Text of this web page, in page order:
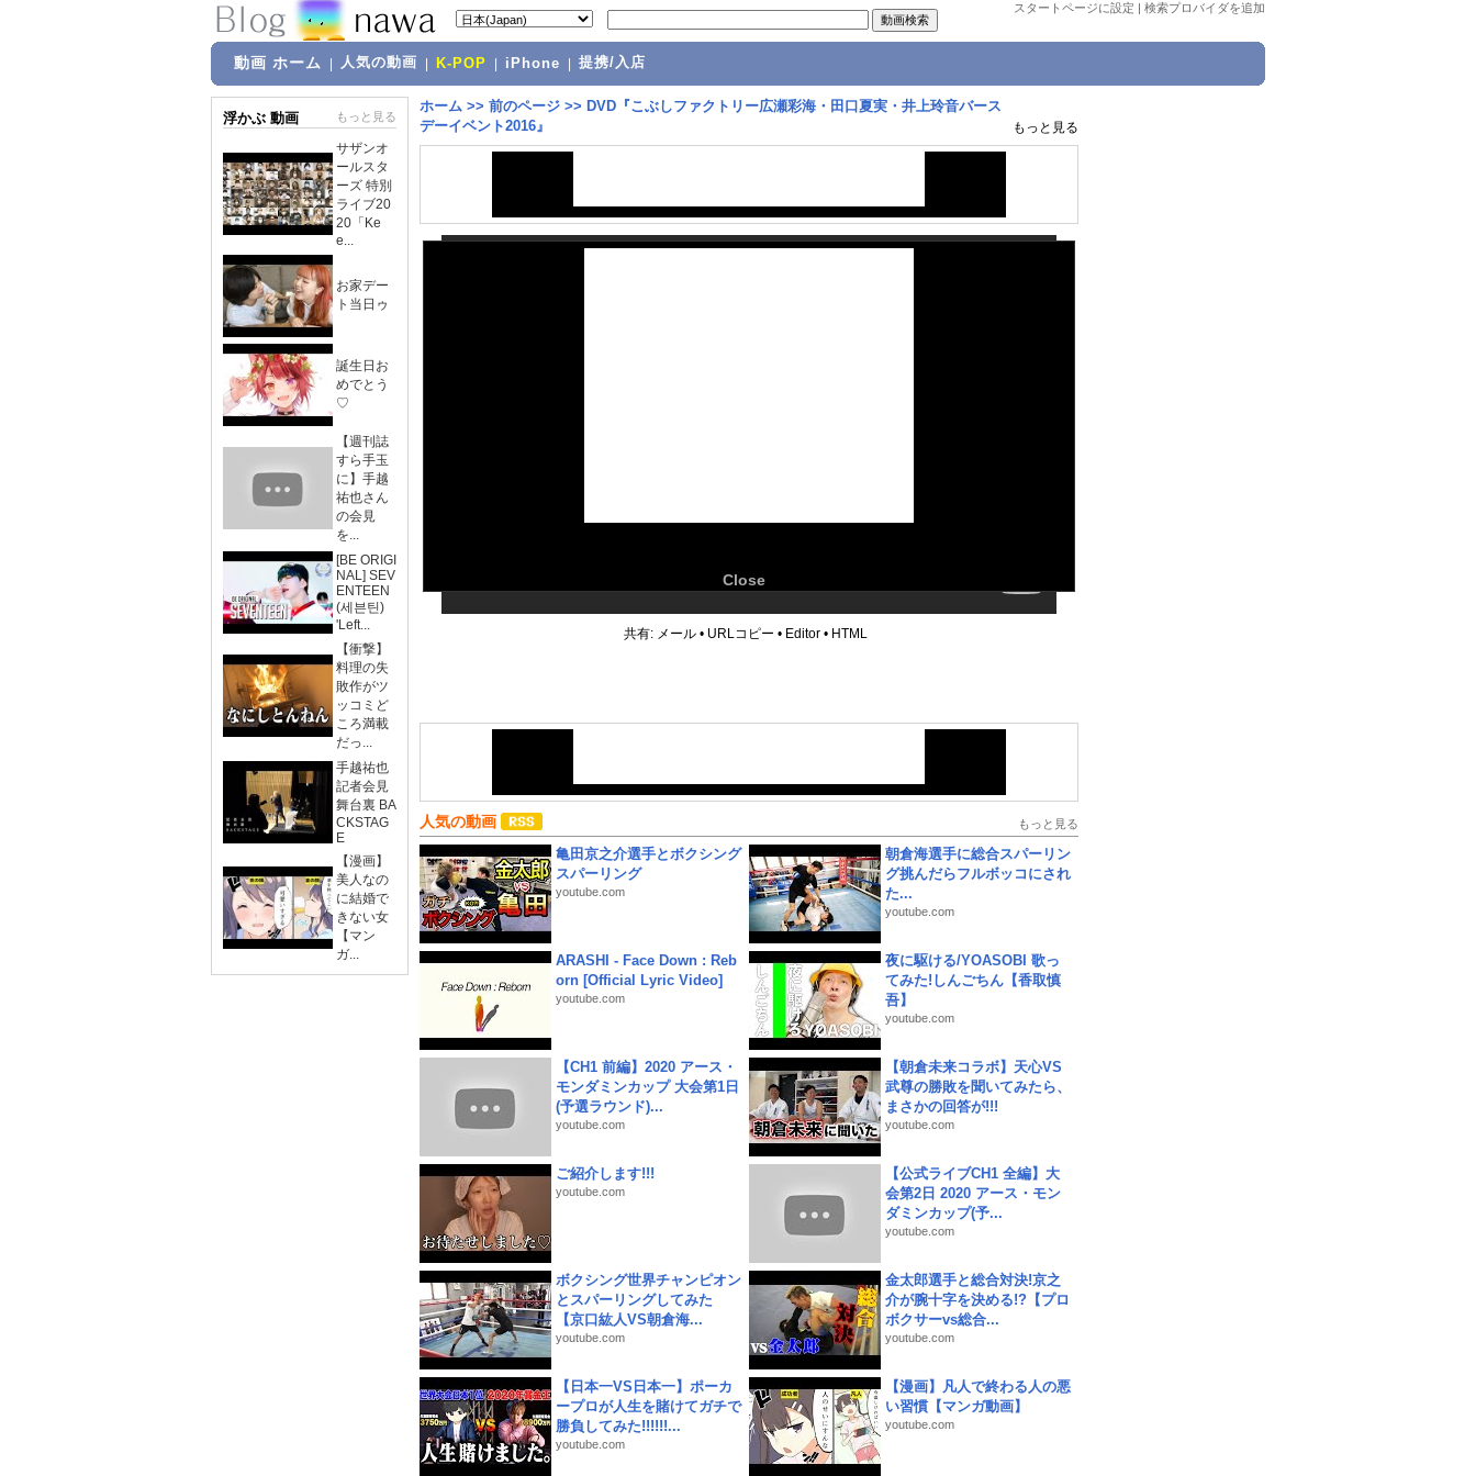
スタートページに設定 | 検索プロバイダを追加
動画 ホーム 人気の動画 K-POP iPhone 提携/入店
浮かぶ 動画 もっと見る
サザンオ
ールスタ
ーズ 特別
ライブ20
20「Ke
e...
お家デー
ト当日ゥ
誕生日お
めでとう
♡
【週刊誌
すら手玉
に】手越
祐也さん
の会見
を...
[BE ORIGI
NAL] SEV
ENTEEN
(세븐틴)
'Left...
【衝撃】
料理の失
敗作がツ
ッコミど
ころ満載
だっ...
手越祐也
記者会見
舞台裏 BA
CKSTAG
E
【漫画】
美人なの
に結婚で
きない女
【マン
ガ...
ホーム >> 前のページ >> DVD『こぶしファクトリー広瀬彩海・田口夏実・井上玲音バース
デーイベント2016』
もっと見る
Close
共有: メール • URLコピー • Editor • HTML
人気の動画 もっと見る
亀田京之介選手とボクシング
スパーリング
youtube.com
朝倉海選手に総合スパーリン
グ挑んだらフルボッコにされ
た...
youtube.com
ARASHI - Face Down : Reb
orn [Official Lyric Video]
youtube.com
夜に駆ける/YOASOBI 歌っ
てみた!しんごちん【香取慎
吾】
youtube.com
【CH1 前編】2020 アース・
モンダミンカップ 大会第1日
(予選ラウンド)...
youtube.com
【朝倉未来コラボ】天心VS
武尊の勝敗を聞いてみたら、
まさかの回答が!!!
youtube.com
ご紹介します!!!
youtube.com
【公式ライブCH1 全編】大
会第2日 2020 アース・モン
ダミンカップ(予...
youtube.com
ボクシング世界チャンピオン
とスパーリングしてみた
【京口紘人VS朝倉海...
youtube.com
金太郎選手と総合対決!京之
介が腕十字を決める!?【プロ
ボクサーvs総合...
youtube.com
【日本一VS日本一】ポーカ
ープロが人生を賭けてガチで
勝負してみた!!!!!!...
youtube.com
【漫画】凡人で終わる人の悪
い習慣【マンガ動画】
youtube.com